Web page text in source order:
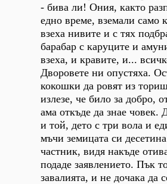
- бива ли! Ония, както
едно време, вземали само
взеха нивите и с тях
барабар с каруците и
взеха, и кравите, и...
Дворовете ни опустяха.
кокошки да ровят из
излезе, че било за добро,
ама откъде да знае човек.
и той, дето с три вола и
мъчи земицата си
частник, видя накъде
подаде заявлението. Пък
завалията, и не дочака да